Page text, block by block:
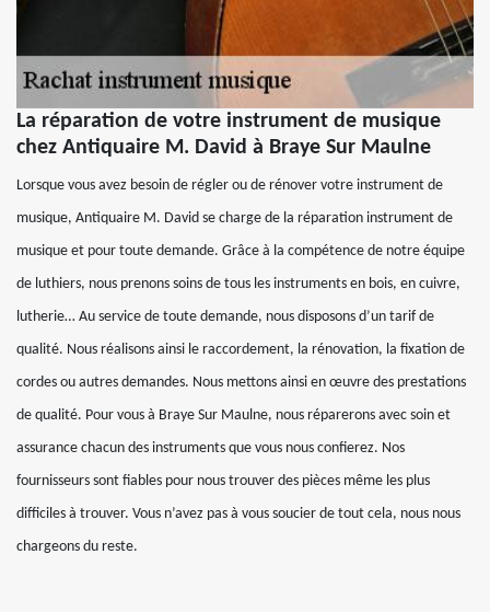
La réparation de votre instrument de musique
chez Antiquaire M. David à Braye Sur Maulne
Lorsque vous avez besoin de régler ou de rénover votre instrument de
musique, Antiquaire M. David se charge de la réparation instrument de
musique et pour toute demande. Grâce à la compétence de notre équipe
de luthiers, nous prenons soins de tous les instruments en bois, en cuivre,
lutherie… Au service de toute demande, nous disposons d’un tarif de
qualité. Nous réalisons ainsi le raccordement, la rénovation, la fixation de
cordes ou autres demandes. Nous mettons ainsi en œuvre des prestations
de qualité. Pour vous à Braye Sur Maulne, nous réparerons avec soin et
assurance chacun des instruments que vous nous confierez. Nos
fournisseurs sont fiables pour nous trouver des pièces même les plus
difficiles à trouver. Vous n’avez pas à vous soucier de tout cela, nous nous
chargeons du reste.